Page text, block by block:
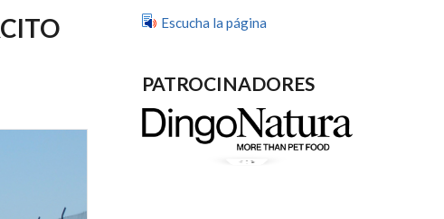
Escucha la página
PATROCINADORES